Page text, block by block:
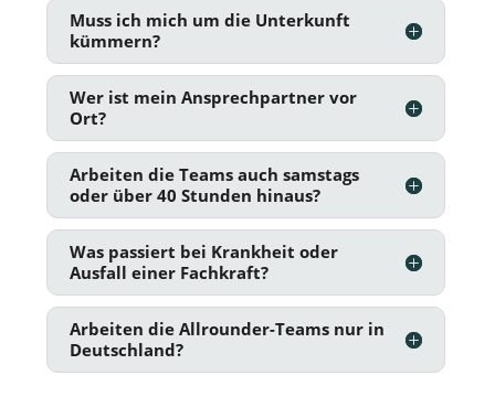
Muss ich mich um die Unterkunft
kümmern?
Wer ist mein Ansprechpartner vor
Ort?
Arbeiten die Teams auch samstags
oder über 40 Stunden hinaus?
Was passiert bei Krankheit oder
Ausfall einer Fachkraft?
Arbeiten die Allrounder-Teams nur in
Deutschland?